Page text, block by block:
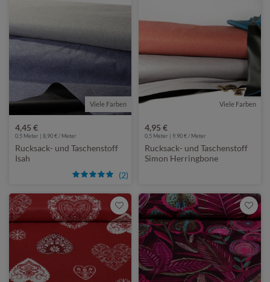
Viele Farben
4,45 €
(2)
0,5 Meter | 8,90 € / Meter
Rucksack- und Taschenstoff
Isah
Viele Farben
4,95 €
0,5 Meter | 9,90 € / Meter
Rucksack- und Taschenstoff
Simon Herringbone